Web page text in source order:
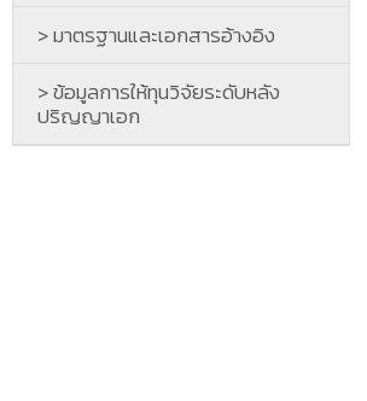
> มาตรฐานและเอกสารอ้างอิง
> ข้อมูลการให้ทุนวิจัยระดับหลัง
ปริญญาเอก